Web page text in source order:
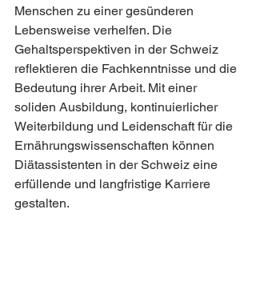
Menschen zu einer gesünderen
Lebensweise verhelfen. Die
Gehaltsperspektiven in der Schweiz
reflektieren die Fachkenntnisse und die
Bedeutung ihrer Arbeit. Mit einer
soliden Ausbildung, kontinuierlicher
Weiterbildung und Leidenschaft für die
Ernährungswissenschaften können
Diätassistenten in der Schweiz eine
erfüllende und langfristige Karriere
gestalten.